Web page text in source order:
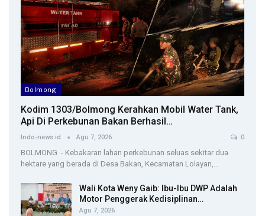
Bolmong
Kodim 1303/Bolmong Kerahkan Mobil Water Tank,
Api Di Perkebunan Bakan Berhasil…
Indo-news.id Agu 7, 2026 0
BOLMONG - Kebakaran lahan perkebunan seluas sekitar dua
hektare yang berada di Desa Bakan, Kecamatan Lolayan,…
Wali Kota Weny Gaib: Ibu-Ibu DWP Adalah
Motor Penggerak Kedisiplinan…
Agu 7, 2026